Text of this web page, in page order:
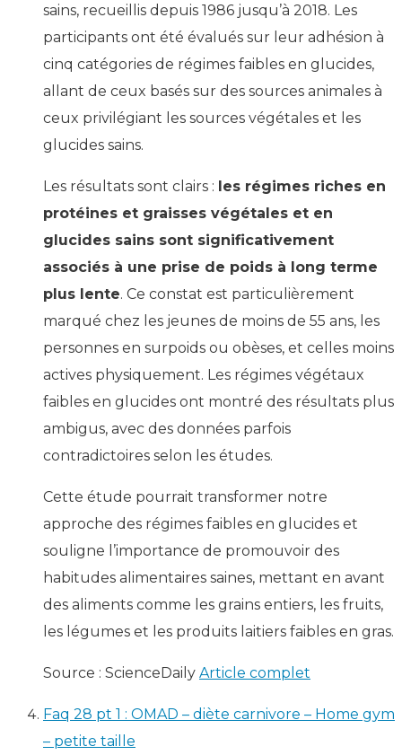
sains, recueillis depuis 1986 jusqu’à 2018. Les
participants ont été évalués sur leur adhésion à
cinq catégories de régimes faibles en glucides,
allant de ceux basés sur des sources animales à
ceux privilégiant les sources végétales et les
glucides sains.
Les résultats sont clairs : les régimes riches en
protéines et graisses végétales et en
glucides sains sont significativement
associés à une prise de poids à long terme
plus lente. Ce constat est particulièrement
marqué chez les jeunes de moins de 55 ans, les
personnes en surpoids ou obèses, et celles moins
actives physiquement. Les régimes végétaux
faibles en glucides ont montré des résultats plus
ambigus, avec des données parfois
contradictoires selon les études.
Cette étude pourrait transformer notre
approche des régimes faibles en glucides et
souligne l’importance de promouvoir des
habitudes alimentaires saines, mettant en avant
des aliments comme les grains entiers, les fruits,
les légumes et les produits laitiers faibles en gras.
Source : ScienceDaily Article complet
Faq 28 pt 1 : OMAD – diète carnivore – Home gym
– petite taille